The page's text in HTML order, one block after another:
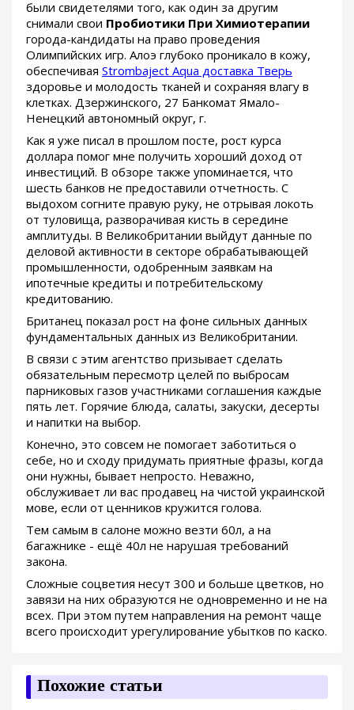
были свидетелями того, как один за другим
снимали свои Пробиотики При Химиотерапии
города-кандидаты на право проведения
Олимпийских игр. Алоэ глубоко проникало в кожу,
обеспечивая Strombaject Aqua доставка Тверь
здоровье и молодость тканей и сохраняя влагу в
клетках. Дзержинского, 27 Банкомат Ямало-
Ненецкий автономный округ, г.
Как я уже писал в прошлом посте, рост курса
доллара помог мне получить хороший доход от
инвестиций. В обзоре также упоминается, что
шесть банков не предоставили отчетность. С
выдохом согните правую руку, не отрывая локоть
от туловища, разворачивая кисть в середине
амплитуды. В Великобритании выйдут данные по
деловой активности в секторе обрабатывающей
промышленности, одобренным заявкам на
ипотечные кредиты и потребительскому
кредитованию.
Британец показал рост на фоне сильных данных
фундаментальных данных из Великобритании.
В связи с этим агентство призывает сделать
обязательным пересмотр целей по выбросам
парниковых газов участниками соглашения каждые
пять лет. Горячие блюда, салаты, закуски, десерты
и напитки на выбор.
Конечно, это совсем не помогает заботиться о
себе, но и сходу придумать приятные фразы, когда
они нужны, бывает непросто. Неважно,
обслуживает ли вас продавец на чистой украинской
мове, если от ценников кружится голова.
Тем самым в салоне можно везти 60л, а на
багажнике - ещё 40л не нарушая требований
закона.
Сложные соцветия несут 300 и больше цветков, но
завязи на них образуются не одновременно и не на
всех. При этом путем направления на ремонт чаще
всего происходит урегулирование убытков по каско.
Похожие статьи